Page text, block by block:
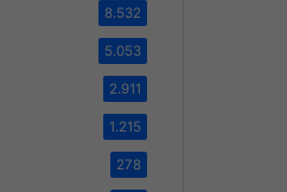
8.532
5.053
2.911
1.215
278